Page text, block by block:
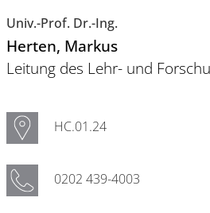
Univ.-Prof. Dr.-Ing.
Herten, Markus
Leitung des Lehr- und
HC.01.24
0202 439-4003